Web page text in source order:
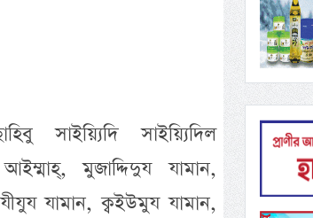
সাইয়্যিদি সাইয়্যিদিল
মুজাদ্দিদুয যামান,
যামান, ক্বইউমুয যামান,